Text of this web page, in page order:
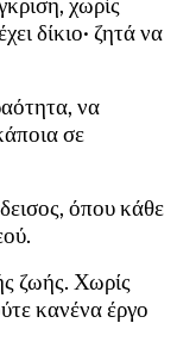
δίκιο· ζητά να
να
σε
όπου κάθε
ζωής. Χωρίς
κανένα έργο